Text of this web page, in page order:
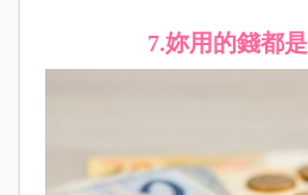
7.妳用的錢都